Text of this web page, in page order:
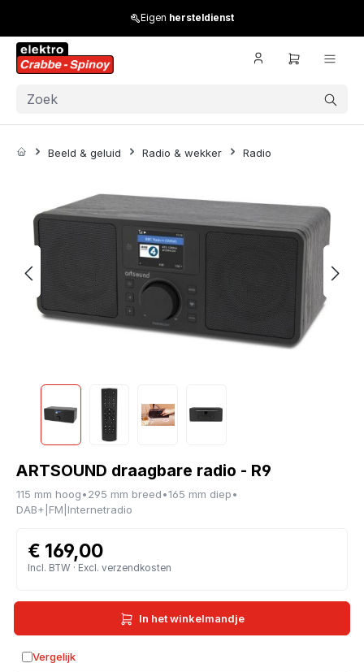
Eigen hersteldienst
Beeld & geluid Radio & wekker Radio
ARTSOUND draagbare radio - R9
115 mm hoog•295 mm breed•165 mm diep•
DAB+|FM|Internetradio
€ 169,00
Incl. BTW · Excl. verzendkosten
In het winkelmandje
Vergelijk
Toevoegen aan vergelijking